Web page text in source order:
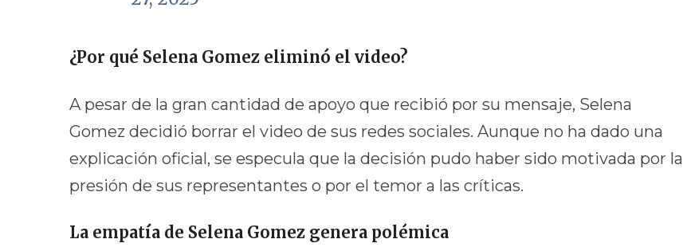
¿Por qué Selena Gomez eliminó el video?
A pesar de la gran cantidad de apoyo que recibió por su mensaje, Selena
Gomez decidió borrar el video de sus redes sociales. Aunque no ha dado una
explicación oficial, se especula que la decisión pudo haber sido motivada por la
presión de sus representantes o por el temor a las críticas.
La empatía de Selena Gomez genera polémica